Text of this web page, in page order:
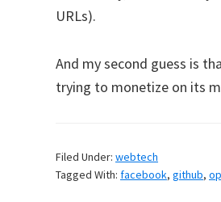
URLs).
And my second guess is
trying to monetize on its
Filed Under: webtech
Tagged With: facebook, github,